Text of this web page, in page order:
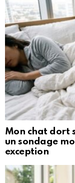
Mon chat dort
un sondage
exception